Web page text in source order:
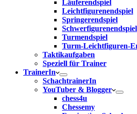
Läuferendspiel
Leichtfigurenendspiel
Springerendspiel
Schwerfigurenendspiel
Turmendspiel
Turm-Leichtfiguren-
Taktikaufgaben
Speziell für Trainer
TrainerIn
SchachtrainerIn
YouTuber & Blogger
chess4u
Chessemy